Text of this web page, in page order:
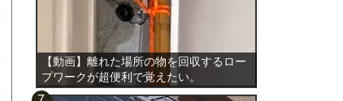
【動画】離れた場所の物を回収するロー
プワークが超便利で覚えたい。